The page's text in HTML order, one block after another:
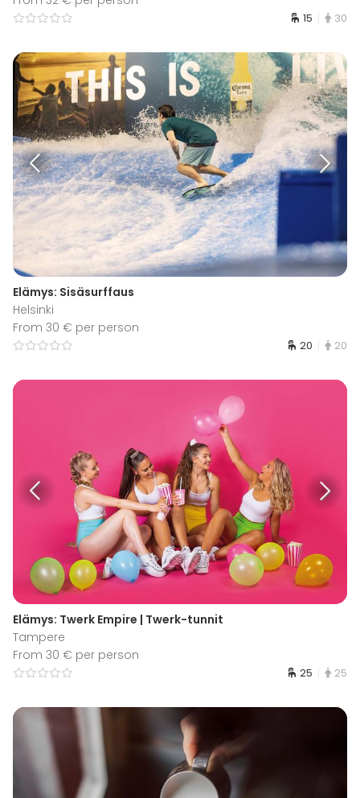
15 30
Elämys: Sisäsurffaus
Helsinki
From 30 € per person
20 20
Elämys: Twerk Empire | Twerk-tunnit
Tampere
From 30 € per person
25 25